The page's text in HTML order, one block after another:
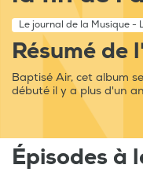
Le journal de la Musique
Résumé de
Baptisé Air, cet album
débuté il y a plus d'un
Épisodes à